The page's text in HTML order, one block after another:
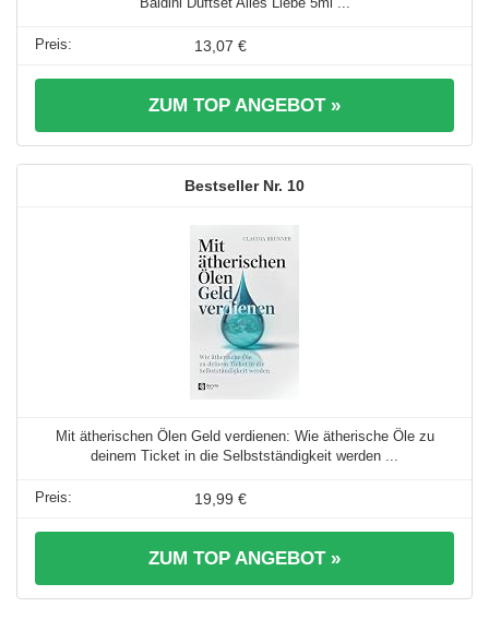
13,07 €
ZUM TOP ANGEBOT »
10
Mit ätherischen Ölen Geld verdienen: Wie ätherische Öle zu
deinem Ticket in die Selbstständigkeit werden ...
19,99 €
ZUM TOP ANGEBOT »